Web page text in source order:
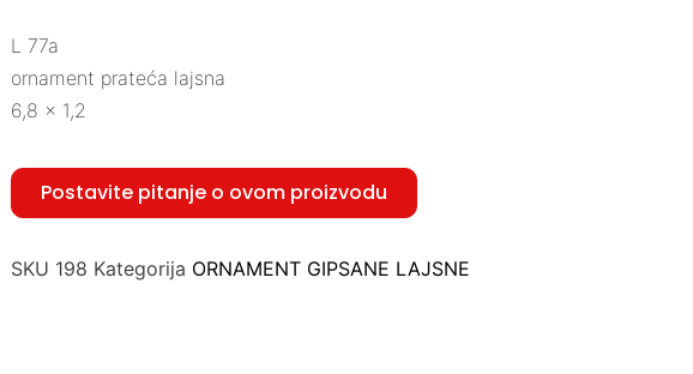
L 77a
ornament prateća lajsna
6,8 x 1,2
Postavite pitanje o ovom proizvodu
SKU 198 Kategorija ORNAMENT GIPSANE LAJSNE